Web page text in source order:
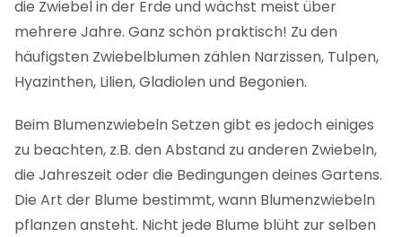
FAQ
die Zwiebel in der Erde und wächst meist über
mehrere Jahre. Ganz schön praktisch! Zu den
häufigsten Zwiebelblumen zählen Narzissen, Tulpen,
Hyazinthen, Lilien, Gladiolen und Begonien.
Beim Blumenzwiebeln Setzen gibt es jedoch einiges
zu beachten, z.B. den Abstand zu anderen Zwiebeln,
die Jahreszeit oder die Bedingungen deines Gartens.
Die Art der Blume bestimmt, wann Blumenzwiebeln
pflanzen ansteht. Nicht jede Blume blüht zur selben